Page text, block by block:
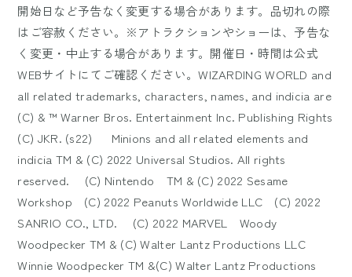
開始日など予告なく変更する場合があります。品切れの際
はご容赦ください。※アトラクションやショーは、予告な
く変更・中止する場合があります。開催日・時間は公式
WEBサイトにてご確認ください。WIZARDING WORLD and
all related trademarks, characters, names, and indicia are
(C) & ™ Warner Bros. Entertainment Inc. Publishing Rights
(C) JKR. (s22) Minions and all related elements and
indicia TM & (C) 2022 Universal Studios. All rights
reserved. (C) Nintendo TM & (C) 2022 Sesame
Workshop (C) 2022 Peanuts Worldwide LLC (C) 2022
SANRIO CO., LTD. (C) 2022 MARVEL Woody
Woodpecker TM & (C) Walter Lantz Productions LLC
Winnie Woodpecker TM &(C) Walter Lantz Productions